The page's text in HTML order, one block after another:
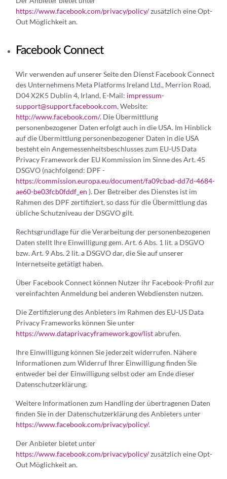
https://www.facebook.com/privacy/policy/zusätzlich eine Opt-
Out Möglichkeit an.
Facebook Connect
Wir verwenden auf unserer Seite den Dienst Facebook Connect
des Unternehmens Meta Platforms Ireland Ltd., Merrion Road,
D04 X2K5 Dublin 4, Irland, E-Mail: impressum-
support@support.facebook.com, Website:
http://www.facebook.com/. Die Übermittlung
personenbezogener Daten erfolgt auch in die USA. Im Hinblick
auf die Übermittlung personenbezogener Daten in die USA
besteht ein Angemessenheitsbeschlusses zum EU-US Data
Privacy Framework der EU Kommission im Sinne des Art. 45
DSGVO (nachfolgend: DPF -
https://commission.europa.eu/document/fa09cbad-dd7d-4684-
ae60-be03fcb0fddf_en ). Der Betreiber des Dienstes ist im
Rahmen des DPF zertifiziert, so dass für die Übermittlung das
übliche Schutzniveau der DSGVO gilt.
Rechtsgrundlage für die Verarbeitung der personenbezogenen
Daten stellt Ihre Einwilligung gem. Art. 6 Abs. 1 lit. a DSGVO
bzw. Art. 9 Abs. 2 lit. a DSGVO dar, die Sie auf unserer
Internetseite getätigt haben.
Über Facebook Connect können Nutzer ihr Facebook-Profil zur
vereinfachten Anmeldung bei anderen Webdiensten nutzen.
Die Zertifizierung des Anbieters im Rahmen des EU-US Data
Privacy Frameworks können Sie unter
https://www.dataprivacyframework.gov/listabrufen.
Ihre Einwilligung können Sie jederzeit widerrufen. Nähere
Informationen zum Widerruf Ihrer Einwilligung finden Sie
entweder bei der Einwilligung selbst oder am Ende dieser
Datenschutzerklärung.
Weitere Informationen zum Handling der übertragenen Daten
finden Sie in der Datenschutzerklärung des Anbieters unter
https://www.facebook.com/privacy/policy/.
Der Anbieter bietet unter
https://www.facebook.com/privacy/policy/zusätzlich eine Opt-
Out Möglichkeit an.